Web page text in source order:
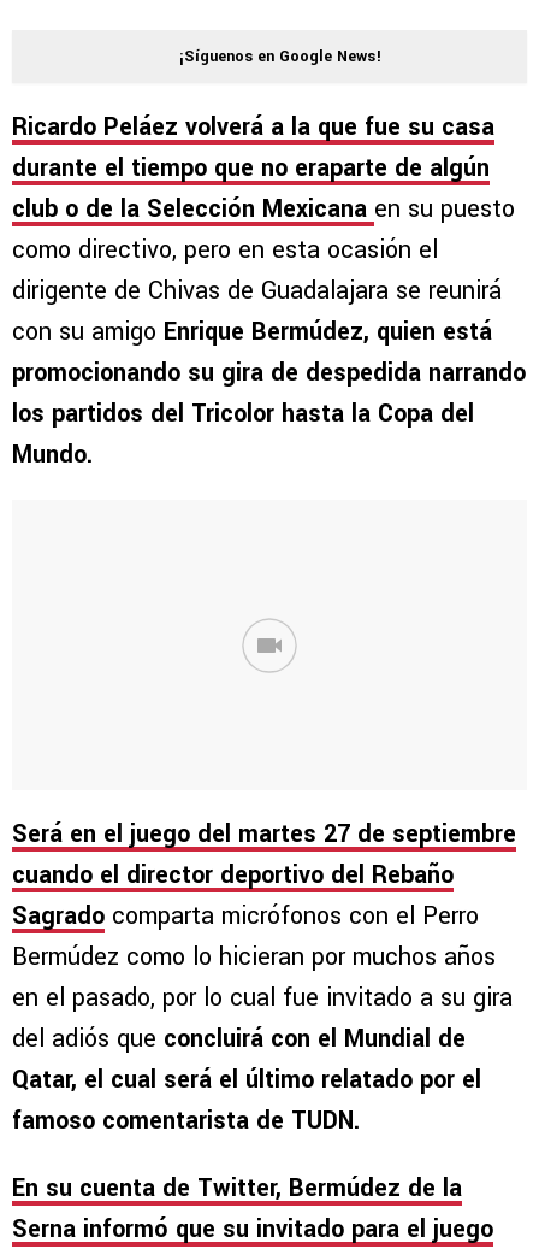
¡Síguenos en Google News!
Ricardo Peláez volverá a la que fue su casa
durante el tiempo que no eraparte de algún
club o de la Selección Mexicana en su puesto
como directivo, pero en esta ocasión el
dirigente de Chivas de Guadalajara se reunirá
con su amigo Enrique Bermúdez, quien está
promocionando su gira de despedida narrando
los partidos del Tricolor hasta la Copa del
Mundo.
Será en el juego del martes 27 de septiembre
cuando el director deportivo del Rebaño
Sagrado comparta micrófonos con el Perro
Bermúdez como lo hicieran por muchos años
en el pasado, por lo cual fue invitado a su gira
del adiós que concluirá con el Mundial de
Qatar, el cual será el último relatado por el
famoso comentarista de TUDN.
En su cuenta de Twitter, Bermúdez de la
Serna informó que su invitado para el juego